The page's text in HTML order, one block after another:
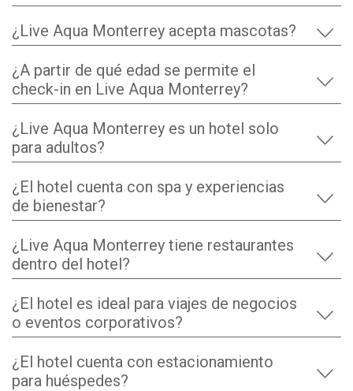
¿Live Aqua Monterrey acepta mascotas?
¿A partir de qué edad se permite el
check-in en Live Aqua Monterrey?
¿Live Aqua Monterrey es un hotel solo
para adultos?
¿El hotel cuenta con spa y experiencias
de bienestar?
¿Live Aqua Monterrey tiene restaurantes
dentro del hotel?
¿El hotel es ideal para viajes de negocios
o eventos corporativos?
¿El hotel cuenta con estacionamiento
para huéspedes?